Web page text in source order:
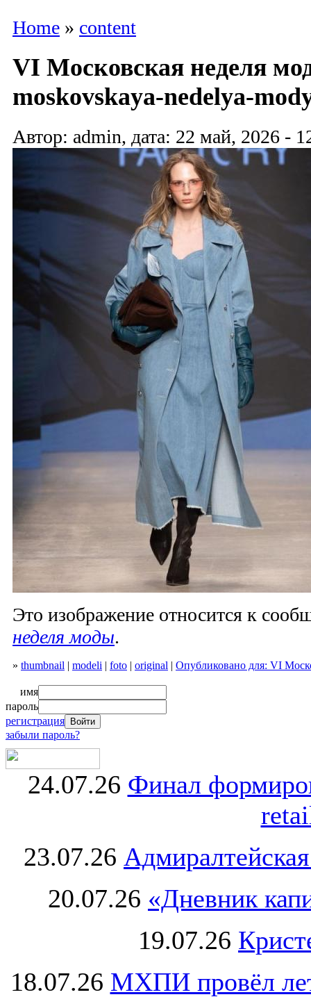
Home » content
VI Московская неделя
moskovskaya-nedelya-
Автор: admin, дата: 22 май, 2026 -
Это изображение относится к
неделя моды.
» thumbnail | modeli | foto | original | Опубликовано для: VI
имя
пароль
регистрация
забыли пароль?
24.07.26 Финал
23.07.26
20.07.26 «Дневник
19.07.26
18.07.26 МХПИ провёл